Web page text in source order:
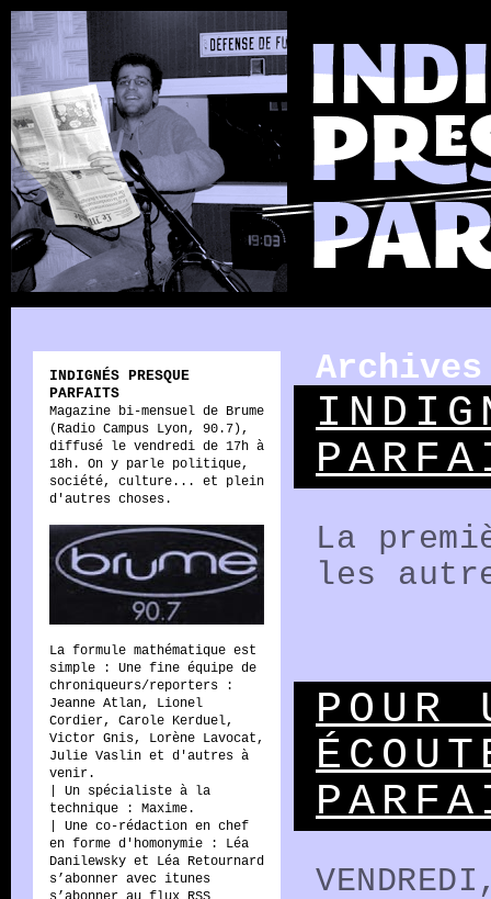
La
les
INDIGNÉS PRESQUE
PARFAITS
Magazine bi-mensuel de Brume
(Radio Campus Lyon, 90.7),
diffusé le vendredi de 17h à
18h. On y parle politique,
société, culture... et plein
d'autres choses.
Brume
La formule mathématique est
simple : Une fine équipe de
chroniqueurs/reporters :
Jeanne Atlan, Lionel
Cordier, Carole Kerduel,
Victor Gnis, Lorène Lavocat,
Julie Vaslin et d'autres à
venir.
| Un spécialiste à la
technique : Maxime.
| Une co-rédaction en chef
en forme d'homonymie : Léa
Danilewsky et Léa Retournard
s’abonner avec itunes